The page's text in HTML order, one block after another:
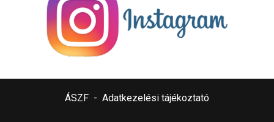
ÁSZF - Adatkezelési tájékoztató